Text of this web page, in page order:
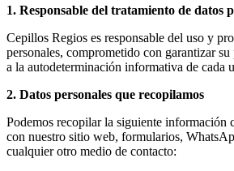
1. Responsable del tratamiento de datos
Cepillos Regios es responsable del uso y
personales, comprometido con garantizar
a la autodeterminación informativa de cada
2. Datos personales que recopilamos
Podemos recopilar la siguiente información
con nuestro sitio web, formularios,
cualquier otro medio de contacto: